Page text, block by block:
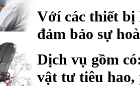
Vớí các thiết
đảm bảo sự
Dịch vụ gồm
vật tưtiêu hao,